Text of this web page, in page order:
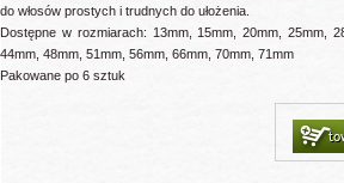
do włosów prostych i trudnych do ułożenia.
Dostępne w rozmiarach: 13mm, 15mm, 20mm, 25mm,
44mm, 48mm, 51mm, 56mm, 66mm, 70mm, 71mm
Pakowane po 6 sztuk